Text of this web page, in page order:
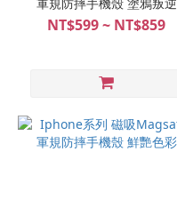
NT$599 ~ NT$859